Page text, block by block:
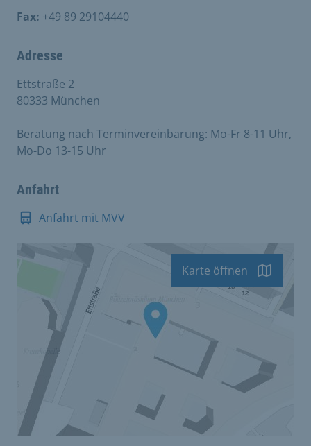
Fax: +49 89 29104440
Adresse
Ettstraße 2
80333 München
Beratung nach Terminvereinbarung: Mo-Fr 8-11 Uhr,
Mo-Do 13-15 Uhr
Anfahrt
Anfahrt mit MVV
Karte öffnen